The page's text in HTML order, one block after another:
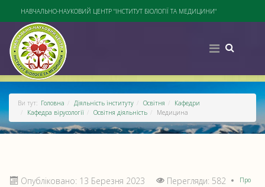
НАВЧАЛЬНО-НАУКОВИЙ ЦЕНТР "ІНСТИТУТ БІОЛОГІЇ ТА МЕДИЦИНИ"
Ви тут: Головна Діяльність інституту Освітня
Кафедри
Кафедра вірусології
Освітня діяльність Медицина
Опубліковано: 13 Березня 2023 Перегляди: 582
Про